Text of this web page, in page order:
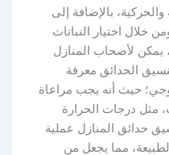
بالإضافة إلى
خلال اختيار النباتات
يمكن لأصحاب المنازل
الحدائق معرفة
حيث أنه يجب مراعاة
مثل درجات الحرارة
حدائق المنازل عملية
مما يجعل من